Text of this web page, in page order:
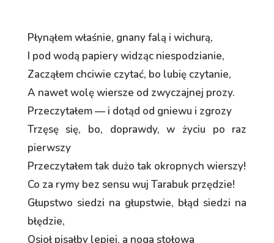
Płynąłem właśnie, gnany falą i wichurą,
I pod wodą papiery widząc niespodzianie,
Zacząłem chciwie czytać, bo lubię czytanie,
A nawet wolę wiersze od zwyczajnej prozy.
Przeczytałem — i dotąd od gniewu i zgrozy
Trzęsę się, bo, doprawdy, w życiu po raz
pierwszy
Przeczytałem tak dużo tak okropnych wierszy!
Co za rymy bez sensu wuj Tarabuk przędzie!
Głupstwo siedzi na głupstwie, błąd siedzi na
błędzie,
Osioł pisałby lepiej, a noga stołowa